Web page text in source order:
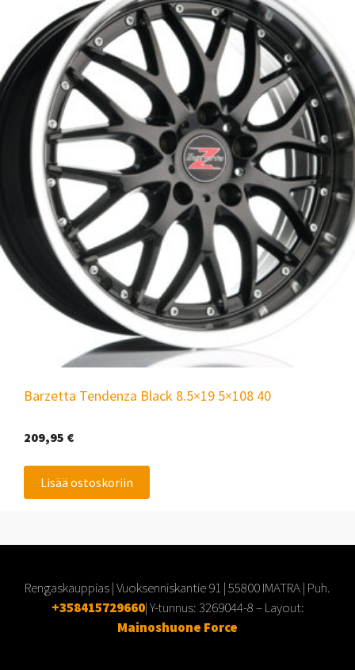
Barzetta Tendenza Black 8.5×19 5×108 40
209,95 €
Lisää ostoskoriin
Rengaskauppias | Vuoksenniskantie 91 | 55800 IMATRA | Puh.
+358415729660| Y-tunnus:3269044-8– Layout:
Mainoshuone Force